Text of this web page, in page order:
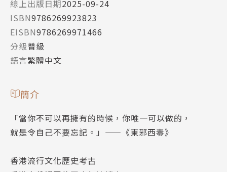
線上出版日期2025-09-24
ISBN9786269923823
EISBN9786269971466
分級普級
語言繁體中文
簡介
「當你不可以再擁有的時候，你唯一可以做的，
就是令自己不要忘記。」——《東邪西毒》
香港流行文化歷史考古